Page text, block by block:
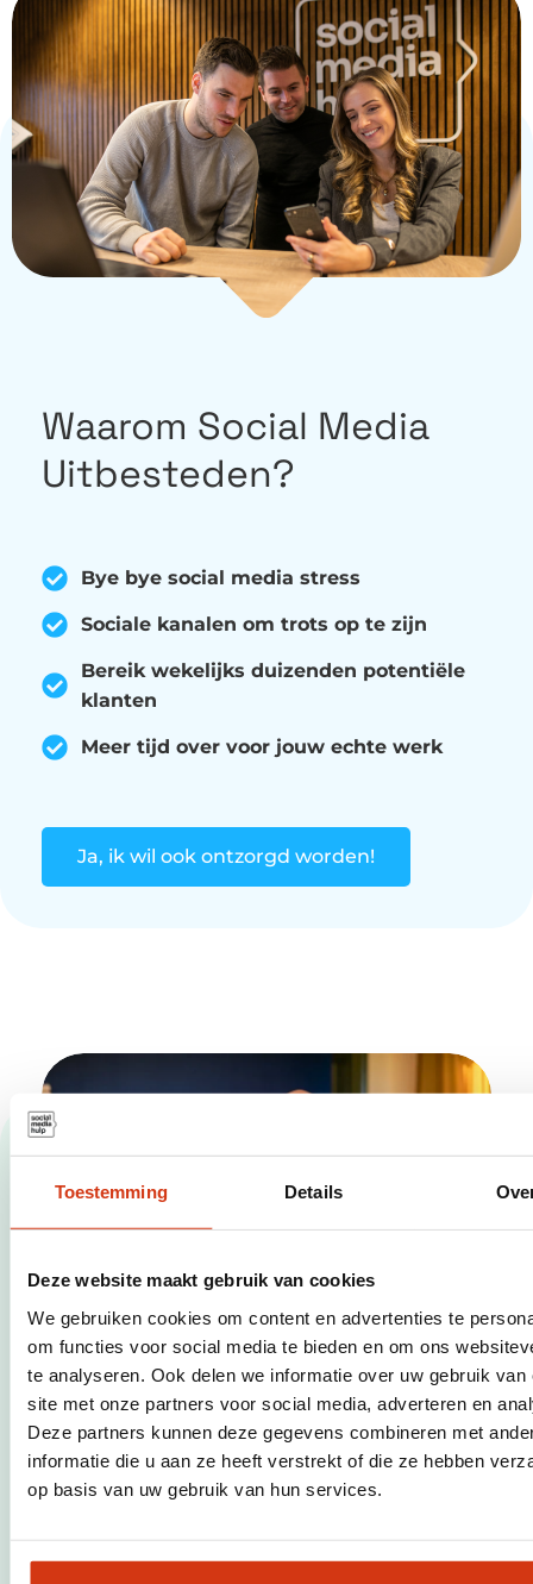
Toestemming Details
Deze website maakt gebruik van cookies
We gebruiken cookies om content en advertenties te
om functies voor social media te bieden en om ons
te analyseren. Ook delen we informatie over uw gebruik van
site met onze partners voor social media, adverteren en
Deze partners kunnen deze gegevens combineren met
informatie die u aan ze heeft verstrekt of die ze hebben
op basis van uw gebruik van hun services.
Waarom Social Media
Uitbesteden?
Bye bye social media stress
Sociale kanalen om trots op te zijn
Bereik wekelijks duizenden potentiële
klanten
Meer tijd over voor jouw echte werk
Ja, ik wil ook ontzorgd worden!
Waarom Online
Adverteren
Uitbesteden?